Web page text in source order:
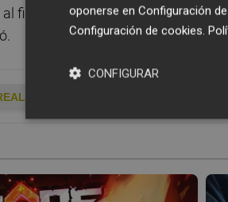
al final y la clasificación y los
CF
oponerse en Configuración
Configuración de cookies.
CONFIGURAR